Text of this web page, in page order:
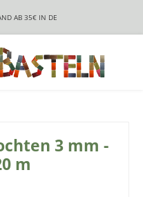
AB 35€ IN DE
3 mm -
m